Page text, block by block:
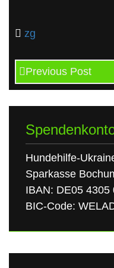
zg
Previous Post
Hundehilfe-
Sparkasse
IBAN: DE05 4305
BIC-Code: